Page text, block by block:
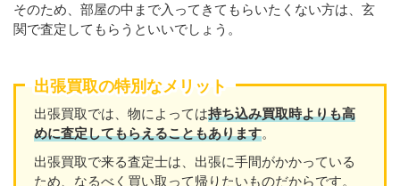
そのため、部屋の中まで入ってきてもらいたくない方は、玄
関で査定してもらうといいでしょう。
出張買取の特別なメリット
出張買取では、物によっては持ち込み買取時よりも高
めに査定してもらえることもあります。
出張買取で来る査定士は、出張に手間がかかっている
ため、なるべく買い取って帰りたいものだからです。